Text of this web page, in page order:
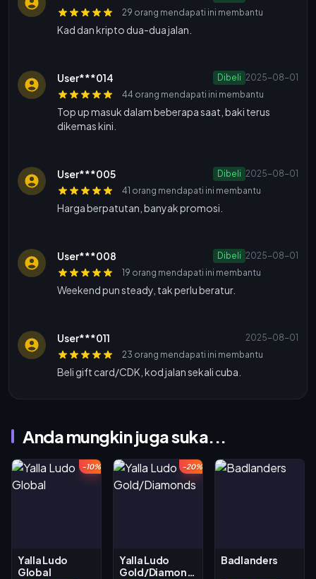
29 orang mendapati ini membantu
Kad dan kripto dua-dua jalan.
User***014 Dibeli 2025-08-01
44 orang mendapati ini membantu
Top up masuk dalam beberapa saat, baki terus
dikemas kini.
User***005 Dibeli 2025-08-01
41 orang mendapati ini membantu
Harga berpatutan, banyak promosi.
User***008 Dibeli 2025-08-01
19 orang mendapati ini membantu
Weekend pun steady, tak perlu beratur.
User***011
2025-08-01
23 orang mendapati ini membantu
Beli gift card/CDK, kod jalan sekali cuba.
Anda mungkin juga suka...
-10%
Yalla Ludo
Global
-20%
Yalla Ludo
Badlanders